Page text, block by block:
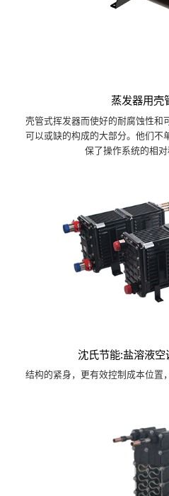
蒸发器用壳
壳管式挥发器而使好的耐腐蚀性和
可以或缺的构成的大部分。他们不
保了操作系统的相对
沈氏节能:盐溶液空
结构的紧身，更有效控制成本位置